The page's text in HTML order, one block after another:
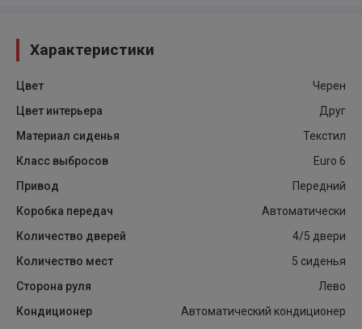
Характеристики
Цвет
Черен
Цвет интерьера
Друг
Материал сиденья
Текстил
Класс выбросов
Euro 6
Привод
Передний
Коробка передач
Автоматически
Количество дверей
4/5 двери
Количество мест
5 сиденья
Сторона руля
Лево
Кондиционер
Автоматический кондиционер